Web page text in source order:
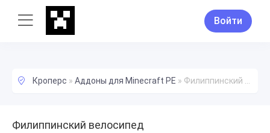
Войти
Кроперс » Аддоны для Minecraft PE » Филиппинский велосипед
Филиппинский велосипед